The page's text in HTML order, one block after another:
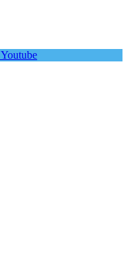
Youtube